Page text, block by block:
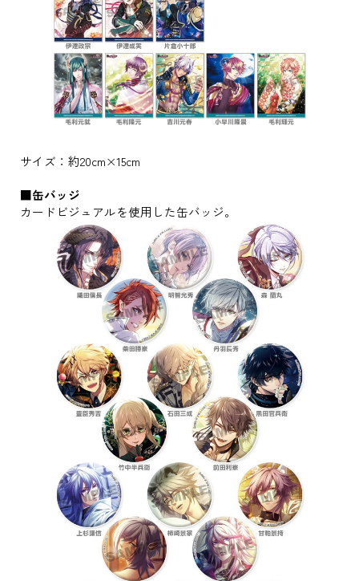
サイズ：約20cm×15cm
■缶バッジ
カードビジュアルを使用した缶バッジ。